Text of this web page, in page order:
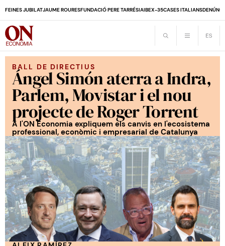
FEINES JUBILATJAUME ROURESFUNDACIÓ PERE TARRÉSIAIBEX-35CASES ITALIANS
BALL DE DIRECTIUS
Ángel Simón aterra a Indra,
Parlem, Movistar i el nou
projecte de Roger Torrent
A l'ON Economia expliquem els canvis en l'ecosistema
professional, econòmic i empresarial de Catalunya